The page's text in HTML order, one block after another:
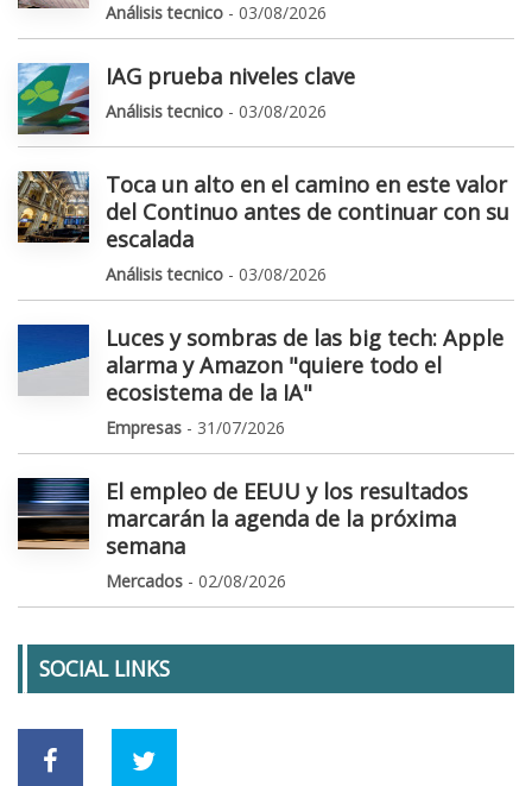
Análisis tecnico - 03/08/2026
IAG prueba niveles clave
Análisis tecnico - 03/08/2026
Toca un alto en el camino en este valor
del Continuo antes de continuar con su
escalada
Análisis tecnico - 03/08/2026
Luces y sombras de las big tech: Apple
alarma y Amazon "quiere todo el
ecosistema de la IA"
Empresas - 31/07/2026
El empleo de EEUU y los resultados
marcarán la agenda de la próxima
semana
Mercados - 02/08/2026
SOCIAL LINKS